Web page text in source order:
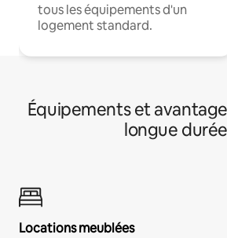
tous les équipements d'un
logement standard.
Équipements et
longue durée
Locations meublées